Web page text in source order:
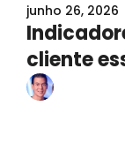
junho 26, 2026
cliente